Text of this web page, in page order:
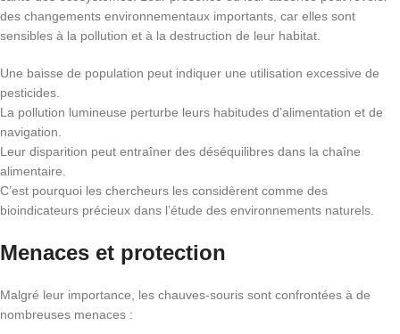
des changements environnementaux importants, car elles sont
sensibles à la pollution et à la destruction de leur habitat.
Une baisse de population peut indiquer une utilisation excessive de
pesticides.
La pollution lumineuse perturbe leurs habitudes d’alimentation et de
navigation.
Leur disparition peut entraîner des déséquilibres dans la chaîne
alimentaire.
C’est pourquoi les chercheurs les considèrent comme des
bioindicateurs précieux dans l’étude des environnements naturels.
Menaces et protection
Malgré leur importance, les chauves-souris sont confrontées à de
nombreuses menaces :